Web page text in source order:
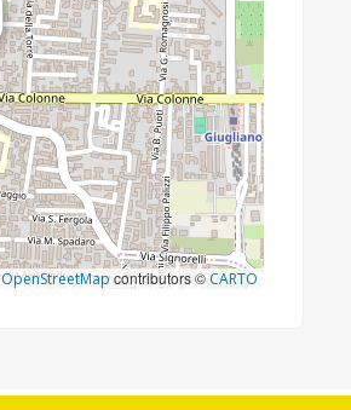
OpenStreetMapcontributors © CARTO